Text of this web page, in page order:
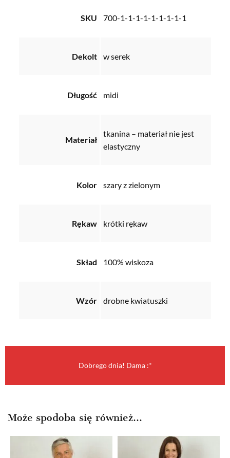
SKU 700-1-1-1-1-1-1-1-1-1
Dekolt w serek
Długość midi
Materiał
tkanina – materiał nie jest
elastyczny
Kolor szary z zielonym
Rękaw krótki rękaw
Skład 100% wiskoza
Wzór drobne kwiatuszki
Dobrego dnia! Dama :*
Może spodoba się również…